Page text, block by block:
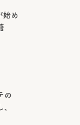
始め
の